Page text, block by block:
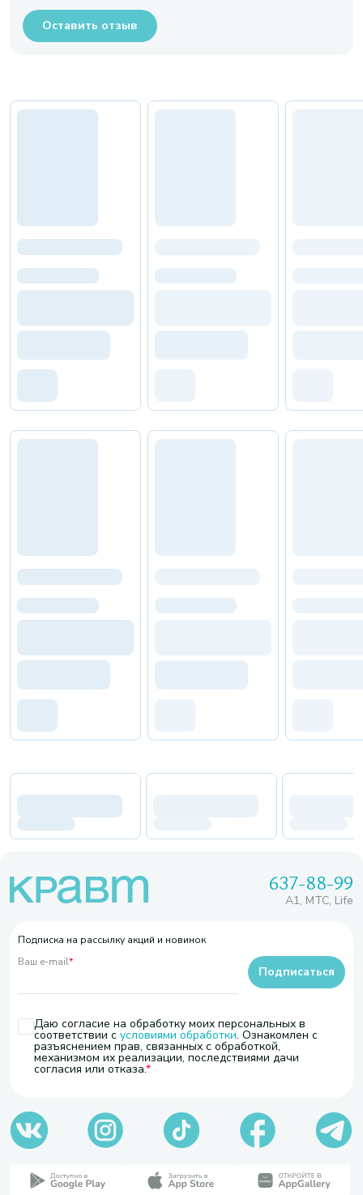
Оставить отзыв
637-88-99
A1, МТС, Life
Подписка на рассылку акций и новинок
Ваш e-mail*
Даю согласие на обработку моих персональных в
соответствии с условиями обработки. Ознакомлен с
разъяснением прав, связанных с обработкой,
механизмом их реализации, последствиями дачи
согласия или отказа.
Подписаться